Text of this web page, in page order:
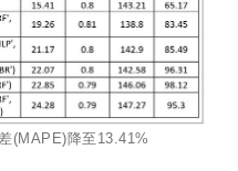
(MAPE)降至13.41%